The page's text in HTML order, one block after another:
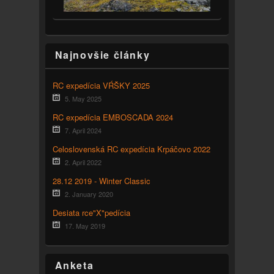
Najnovšie články
RC expedícia VŔŠKY 2025
5. May 2025
RC expedícia EMBOSCADA 2024
7. April 2024
Celoslovenská RC expedícia Krpáčovo 2022
2. April 2022
28.12 2019 - Winter Classic
2. January 2020
Desiata rce"X"pedícia
17. May 2019
Anketa